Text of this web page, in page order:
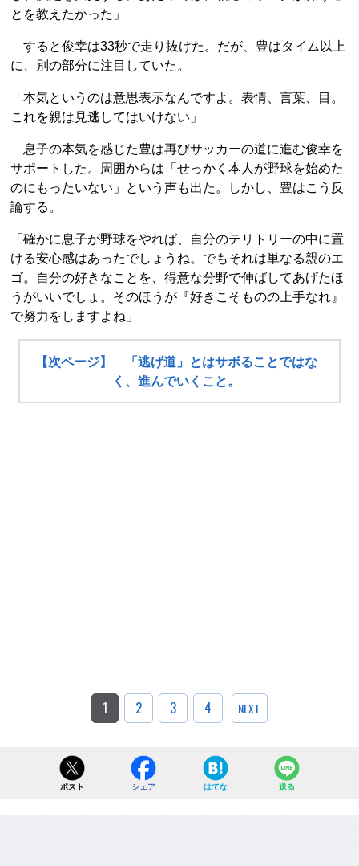
とを教えたかった」
すると俊幸は33秒で走り抜けた。だが、豊はタイム以上
に、別の部分に注目していた。
「本気というのは意思表示なんですよ。表情、言葉、目。
これを親は見逃してはいけない」
息子の本気を感じた豊は再びサッカーの道に進む俊幸を
サポートした。周囲からは「せっかく本人が野球を始めた
のにもったいない」という声も出た。しかし、豊はこう反
論する。
「確かに息子が野球をやれば、自分のテリトリーの中に置
ける安心感はあったでしょうね。でもそれは単なる親のエ
ゴ。自分の好きなことを、得意な分野で伸ばしてあげたほ
うがいいでしょ。そのほうが『好きこそものの上手なれ』
で努力をしますよね」
【次ページ】 「逃げ道」とはサボることではな
く、進んでいくこと。
1 2 3 4 NEXT
ポスト シェア はてな 送る